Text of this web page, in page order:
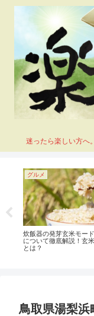
迷ったら楽しい方へ
グルメ
炊飯器の発芽玄米モー
について徹底解説！玄
とは？
鳥取県湯梨浜